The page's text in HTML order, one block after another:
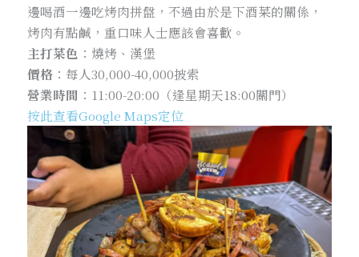
邊喝酒一邊吃烤肉拼盤，不過由於是下酒菜的關係，
烤肉有點鹹，重口味人士應該會喜歡。
主打菜色 ：燒烤、漢堡
價格：每人30,000-40,000披索
營業時間 ：11:00-20:00（逢星期天18:00關門）
按此查看Google Maps定位